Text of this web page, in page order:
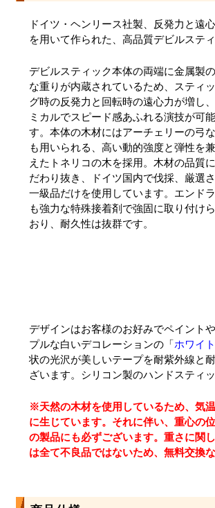
ドイツ・ヘンリース社製、反発力と遠
を用いて作られた、高品質デビルステ
デビルスティック本体の両端に金属製
な重りが内蔵されているため、スティ
グ時の反発力と回転時の遠心力が増し
ミカルでスピード感あふれる演技が可
す。本体の木材にはアーチェリーの弓
も用いられる、高い動的強度と弾性を
えたトネリコの木を採用。木材の品質
だわり抜き、ドイツ国内で伐採、厳選
一級品だけを使用しています。エンド
も強力な特殊接着剤で強固に取り付け
おり、耐久性は抜群です。
デザインはお客様のお好みでペイント
プルな白いデコレーションの「ホワイト
状の光沢が美しいテープを耐紫外線と
ざいます。シリコン製のハンドスティッ
※天然の木材を使用しているため、気
に生じています。それに伴い、重心の
の製品にも必ずございます。重さに関
は全て不良品ではないため、無料交換